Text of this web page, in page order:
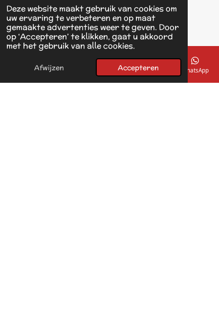
Deze website maakt gebruik van cookies om
uw ervaring te verbeteren en op maat
gemaakte advertenties weer te geven. Door
op ‘Accepteren’ te klikken, gaat u akkoord
met het gebruik van alle cookies.
Afwijzen Accepteren
Einsteinstraat 125
1433 KH Kudelstaart
F
a
o
© 2017 - 2026 Linda's Dierplaza
E-mailadres Telefoonnummer Kaart Facebook WhatsApp